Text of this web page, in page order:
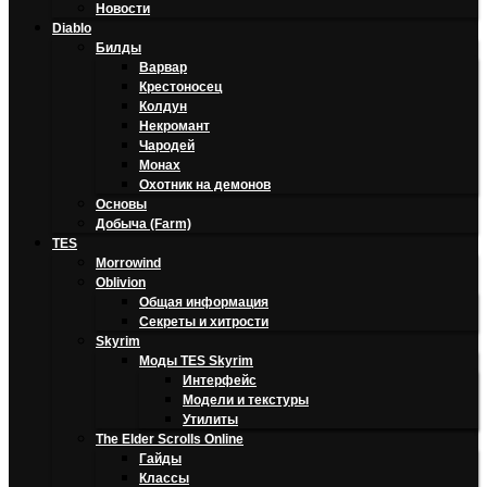
Новости
Diablo
Билды
Варвар
Крестоносец
Колдун
Некромант
Чародей
Монах
Охотник на демонов
Основы
Добыча (Farm)
TES
Morrowind
Oblivion
Общая информация
Секреты и хитрости
Skyrim
Моды TES Skyrim
Интерфейс
Модели и текстуры
Утилиты
The Elder Scrolls Online
Гайды
Классы